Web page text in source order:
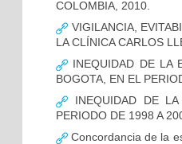
COLOMBIA, 2010.
VIGILANCIA,
LA CLÍNICA CARLOS
INEQUIDAD DE LA
BOGOTA, EN EL
INEQUIDAD DE
PERIODO DE 1998 A
Concordancia de la